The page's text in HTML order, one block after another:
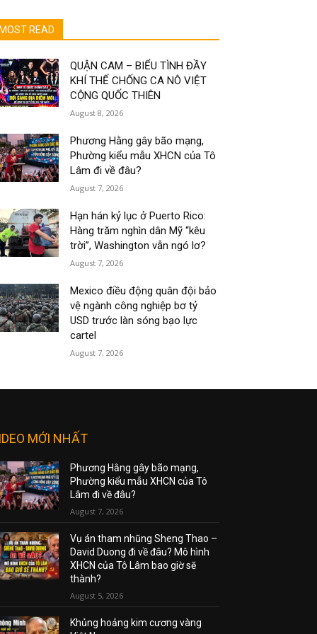
MOST READ
QUẬN CAM – BIỂU TÌNH ĐẦY
KHÍ THẾ CHỐNG CA NÔ VIỆT
CỘNG QUỐC THIÊN
August 8, 2026
Phương Hằng gây bão mạng,
Phường kiểu mẫu XHCN của Tô
Lâm đi về đâu?
August 7, 2026
Hạn hán kỷ lục ở Puerto Rico:
Hàng trăm nghìn dân Mỹ “kêu
trời”, Washington vẫn ngó lơ?
August 7, 2026
Mexico điều động quân đội bảo
vệ ngành công nghiệp bơ tỷ
USD trước làn sóng bạo lực
cartel
August 7, 2026
MỚI NHẤT
Phương Hằng gây bão mạng,
Phường kiểu mẫu XHCN của Tô
Lâm đi về đâu?
August 7, 2026
Vụ án tham nhũng Sheng Thao –
David Duong đi về đâu? Mô hình
XHCN của Tô Lâm bao giờ sẽ
thành?
August 5, 2026
Khủng hoảng kim cương vàng